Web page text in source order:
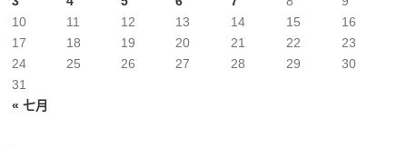
« 七月
10
11 12 13 14 15
16
17
18 19 20 21 22
23
24
25 26 27 28 29
30
31